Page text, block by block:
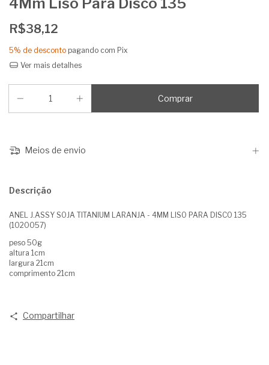
R$38,12
5% de desconto pagando com Pix
Ver mais detalhes
Meios de envio
Descrição
ANEL J.ASSY SOJA TITANIUM LARANJA - 4MM LISO PARA DISCO 135
(1020057)
peso 50g
altura 1cm
largura 21cm
comprimento 21cm
Compartilhar